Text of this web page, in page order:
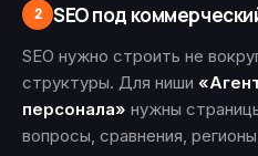
2 SEO под
SEO нужно строить не
структуры. Для ниши
персонала» нужны
вопросы, сравнения,